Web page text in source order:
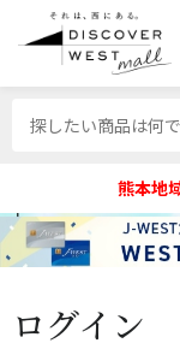
熊本地
ログイン